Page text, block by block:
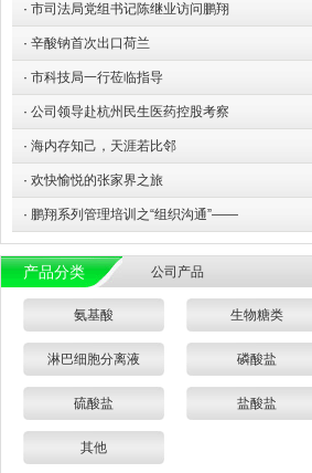
· 市司法局党组书记陈继业访问鹏翔
· 辛酸钠首次出口荷兰
· 市科技局一行莅临指导
· 公司领导赴杭州民生医药控股考察
· 海内存知己，天涯若比邻
· 欢快愉悦的张家界之旅
· 鹏翔系列管理培训之“组织沟通”——
产品分类 公司产品
氨基酸 生物糖类
淋巴细胞分离液 磷酸盐
硫酸盐 盐酸盐
其他